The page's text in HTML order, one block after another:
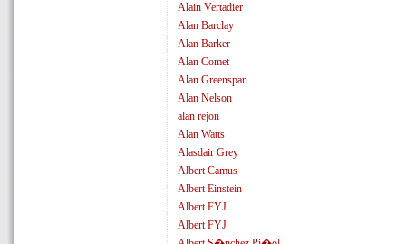
Alain Vertadier
Alan Barclay
Alan Barker
Alan Comet
Alan Greenspan
Alan Nelson
alan rejon
Alan Watts
Alasdair Grey
Albert Camus
Albert Einstein
Albert FYJ
Albert FYJ